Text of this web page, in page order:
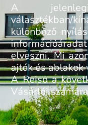
A
különböző
elveszni. Mi
ajtók és
A Reiso a
Vásárlói